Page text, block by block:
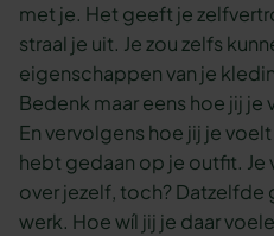
met je. Het geeft je
straal je uit. Je zou zelfs
eigenschappen van je
Bedenk maar eens hoe jij
En vervolgens hoe jij je
hebt gedaan op je outfit. Je
over jezelf, toch?
werk. Hoe wíl jij je daar